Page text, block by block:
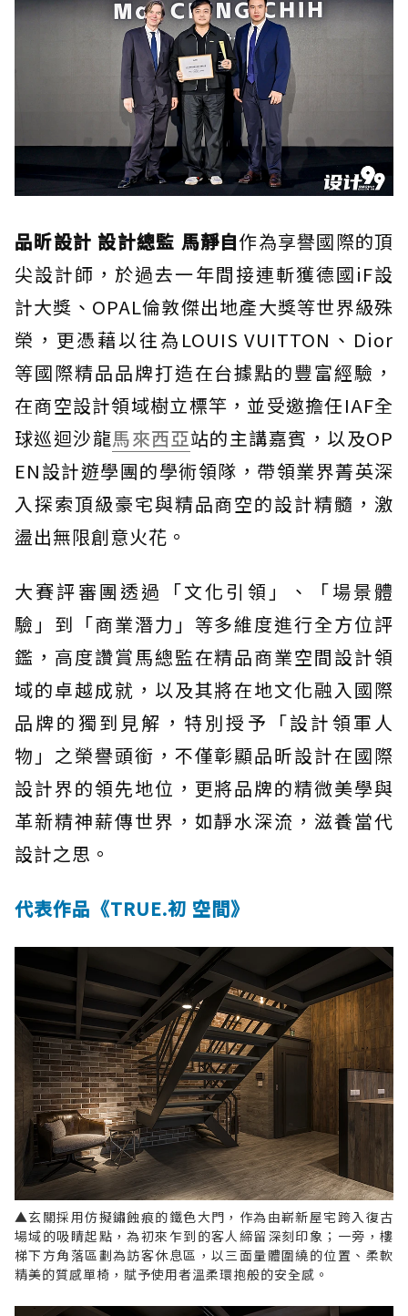
品昕設計 設計總監 馬靜自作為享譽國際的頂
尖設計師，於過去一年間接連斬獲德國iF設
計大獎、OPAL倫敦傑出地產大獎等世界級殊
榮，更憑藉以往為LOUIS VUITTON、Dior
等國際精品品牌打造在台據點的豐富經驗，
在商空設計領域樹立標竿，並受邀擔任IAF全
球巡迴沙龍馬來西亞站的主講嘉賓，以及OP
EN設計遊學團的學術領隊，帶領業界菁英深
入探索頂級豪宅與精品商空的設計精髓，激
盪出無限創意火花。
大賽評審團透過「文化引領」、「場景體
驗」到「商業潛力」等多維度進行全方位評
鑑，高度讚賞馬總監在精品商業空間設計領
域的卓越成就，以及其將在地文化融入國際
品牌的獨到見解，特別授予「設計領軍人
物」之榮譽頭銜，不僅彰顯品昕設計在國際
設計界的領先地位，更將品牌的精微美學與
革新精神薪傳世界，如靜水深流，滋養當代
設計之思。
代表作品《TRUE.初 空間》
▲玄關採用仿擬鏽蝕痕的鐵色大門，作為由嶄新屋宅跨入復古
場域的吸睛起點，為初來乍到的客人締留深刻印象；一旁，樓
梯下方角落區劃為訪客休息區，以三面量體圍繞的位置、柔軟
精美的質感單椅，賦予使用者溫柔環抱般的安全感。